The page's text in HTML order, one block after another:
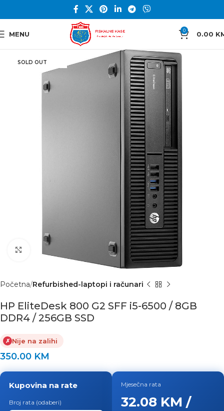
MENU 0 0.00
SOLD OUT
Početna Refurbished-laptopi i računari
HP EliteDesk 800 G2 SFF i5-6500 / 8GB
DDR4 / 256GB SSD
✗ Nije na zalihi
350.00 KM
Kupovina na rate
Broj rata (odaberi)
Mjesečna rata
32.08 KM /